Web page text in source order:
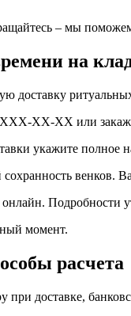
– мы
на
доставку
XX-XX или
укажите полное
венков.
Подробности
момент.
расчета
доставке,